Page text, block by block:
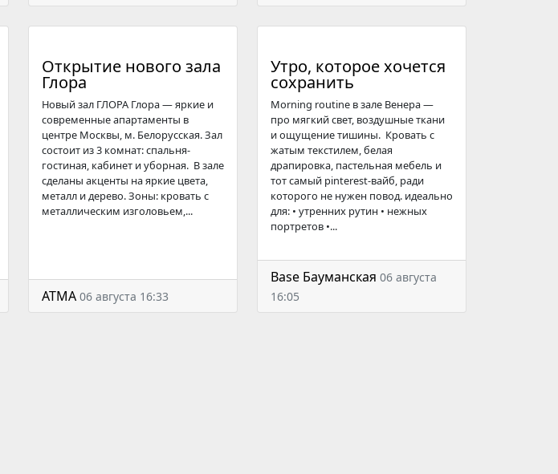
Открытие нового зала
Глора
Новый зал ГЛОРА Глора — яркие и
современные апартаменты в
центре Москвы, м. Белорусская. Зал
состоит из 3 комнат: спальня-
гостиная, кабинет и уборная. В зале
сделаны акценты на яркие цвета,
металл и дерево. Зоны: кровать с
металлическим изголовьем,...
АТМА 06 августа 16:33
Утро, которое хочется
сохранить
Morning routine в зале Венера —
про мягкий свет, воздушные ткани
и ощущение тишины. Кровать с
жатым текстилем, белая
драпировка, пастельная мебель и
тот самый pinterest-вайб, ради
которого не нужен повод. идеально
для: • утренних рутин • нежных
портретов •...
Base Бауманская 06 августа
16:05